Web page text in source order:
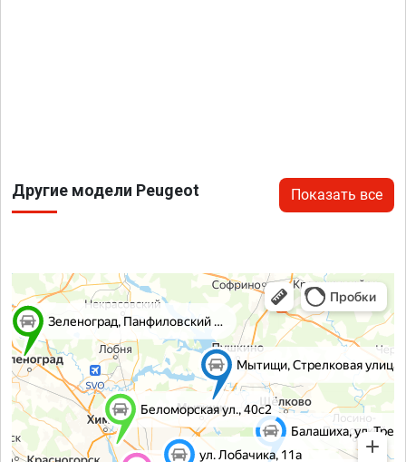
Другие модели Peugeot Показать все